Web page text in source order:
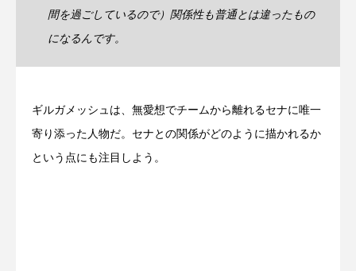
間を過ごしているので）関係性も普通とは違ったもの
になるんです。
ギルガメッシュは、無愛想でチームから離れるセナに唯一
寄り添った人物だ。セナとの関係がどのように描かれるか
という点にも注目しよう。